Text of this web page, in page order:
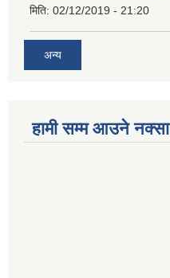
मिति: 02/12/2019 - 21:20
अन्य
हामी सम्म आउने नक्सा